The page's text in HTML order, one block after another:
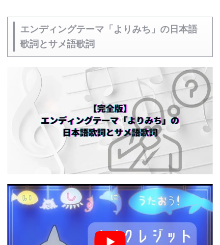
エンディングテーマ「よりみち」の日本語
歌詞とサメ語歌詞